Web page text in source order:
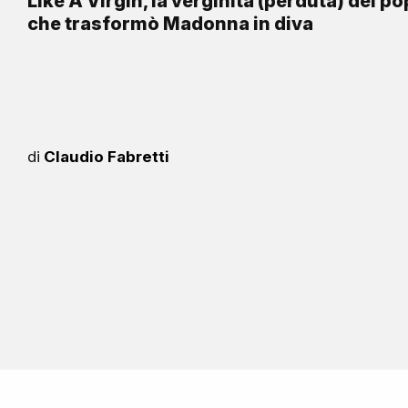
che trasformò Madonna in diva
di Claudio Fabretti